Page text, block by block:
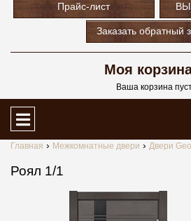
Прайс-лист
Заказать обратный
Моя
Ваша корзина
Главная Межкомнатные двери Двери
Роял 1/1